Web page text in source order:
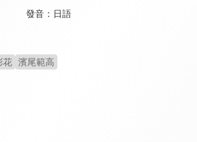
發音： 日語
花 濱尾範高